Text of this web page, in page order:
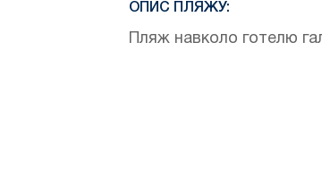
ОПИС ПЛЯЖУ:
Пляж навколо готелю